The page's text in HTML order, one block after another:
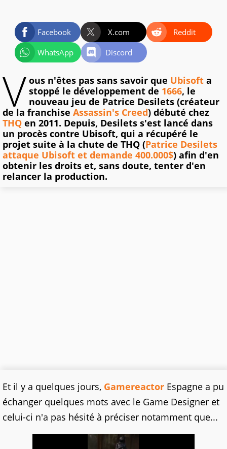
Facebook X.com
Reddit
WhatsApp
Discord
V ous n'êtes pas sans savoir que Ubisoft a
stoppé le développement de 1666, le
nouveau jeu de Patrice Desilets (créateur
de la franchise Assassin's Creed) débuté chez
THQ en 2011. Depuis, Desilets s'est lancé dans
un procès contre Ubisoft, qui a récupéré le
projet suite à la chute de THQ (Patrice Desilets
attaque Ubisoft et demande 400.000$) afin d'en
obtenir les droits et, sans doute, tenter d'en
relancer la production.
Et il y a quelques jours, Gamereactor Espagne a pu
échanger quelques mots avec le Game Designer et
celui-ci n'a pas hésité à préciser notamment que...